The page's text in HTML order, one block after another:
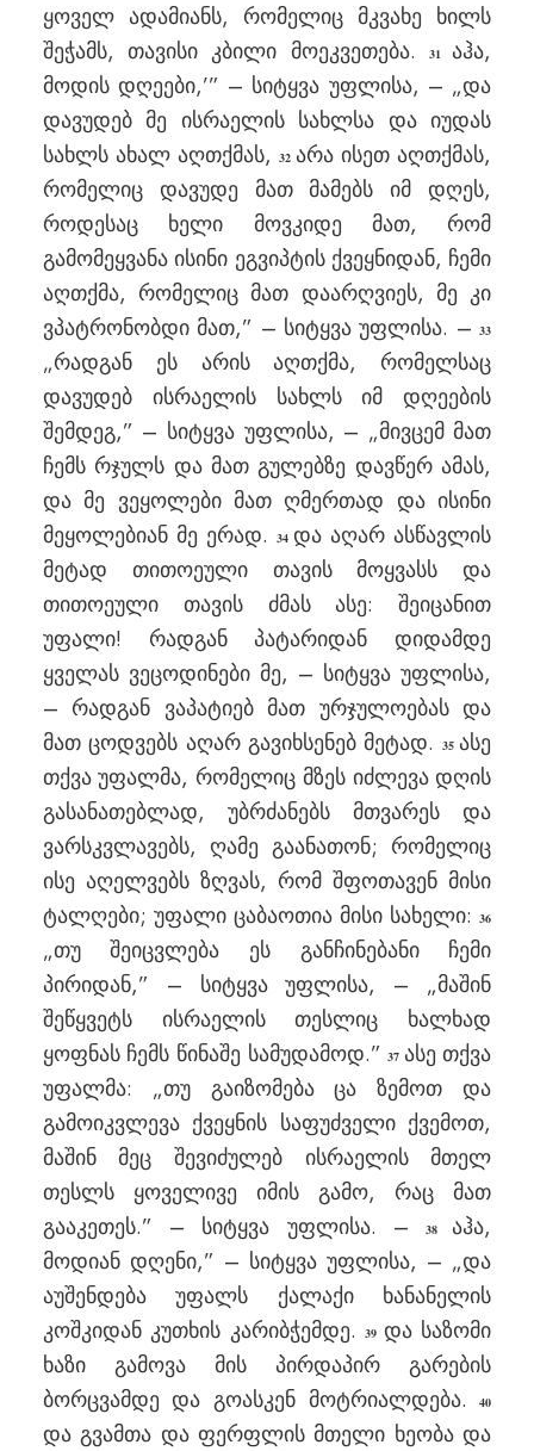
ყოველ ადამიანს, რომელიც მკვახე ხილს
შეჭამს, თავისი კბილი მოეკვეთება.
31 აჰა,
მოდის დღეები,’” – სიტყვა უფლისა, – „და
დავუდებ მე ისრაელის სახლსა და იუდას
სახლს ახალ აღთქმას, 32 არა ისეთ აღთქმას,
რომელიც დავუდე მათ მამებს იმ დღეს,
როდესაც ხელი მოვკიდე მათ, რომ
გამომეყვანა ისინი ეგვიპტის ქვეყნიდან, ჩემი
აღთქმა, რომელიც მათ დაარღვიეს, მე კი
ვპატრონობდი მათ,” – სიტყვა უფლისა. –33
„რადგან ეს არის აღთქმა, რომელსაც
დავუდებ ისრაელის სახლს იმ დღეების
შემდეგ,” – სიტყვა უფლისა, – „მივცემ მათ
ჩემს რჯულს და მათ გულებზე დავწერ ამას,
და მე ვეყოლები მათ ღმერთად და ისინი
მეყოლებიან მე ერად.
34 და აღარ ასწავლის
მეტად თითოეული თავის მოყვასს და
თითოეული თავის ძმას ასე: შეიცანით
უფალი! რადგან პატარიდან დიდამდე
ყველას ვეცოდინები მე, – სიტყვა უფლისა,
– რადგან ვაპატიებ მათ ურჯულოებას და
მათ ცოდვებს აღარ გავიხსენებ მეტად.
35 ასე
თქვა უფალმა, რომელიც მზეს იძლევა დღის
გასანათებლად, უბრძანებს მთვარეს და
ვარსკვლავებს, ღამე გაანათონ; რომელიც
ისე აღელვებს ზღვას, რომ შფოთავენ მისი
ტალღები; უფალი ცაბაოთია მისი სახელი:36
„თუ შეიცვლება ეს განჩინებანი ჩემი
პირიდან,” – სიტყვა უფლისა, – „მაშინ
შეწყვეტს ისრაელის თესლიც ხალხად
ყოფნას ჩემს წინაშე სამუდამოდ.”37 ასე თქვა
უფალმა: „თუ გაიზომება ცა ზემოთ და
გამოიკვლევა ქვეყნის საფუძველი ქვემოთ,
მაშინ მეც შევიძულებ ისრაელის მთელ
თესლს ყოველივე იმის გამო, რაც მათ
გააკეთეს.” – სიტყვა უფლისა. –
38 აჰა,
მოდიან დღენი,” – სიტყვა უფლისა, – „და
აუშენდება უფალს ქალაქი ხანანელის
კოშკიდან კუთხის კარიბჭემდე.39 და საზომი
ხაზი გამოვა მის პირდაპირ გარების
ბორცვამდე და გოასკენ მოტრიალდება.40
და გვამთა და ფერფლის მთელი ხეობა და